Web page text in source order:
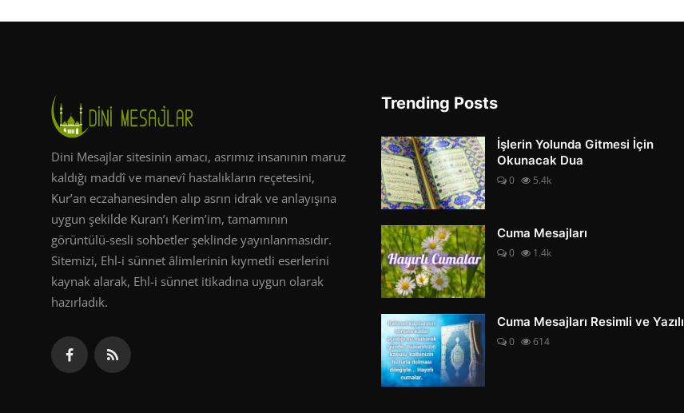
Dini Mesajlar sitesinin amacı, asrımız insanının maruz
kaldığı maddî ve manevî hastalıkların reçetesini,
Kur’an eczahanesinden alıp asrın idrak ve anlayışına
uygun şekilde Kuran’ı Kerim’im, tamamının
görüntülü-sesli sohbetler şeklinde yayınlanmasıdır.
Sitemizi, Ehl-i sünnet âlimlerinin kıymetli eserlerini
kaynak alarak, Ehl-i sünnet itikadına uygun olarak
hazırladık.
Trending Posts
İşlerin Yolunda Gitmesi İçin
Okunacak Dua
0 5.4k
Cuma Mesajları
0 1.4k
Cuma Mesajları Resimli ve Yazılı
0 614